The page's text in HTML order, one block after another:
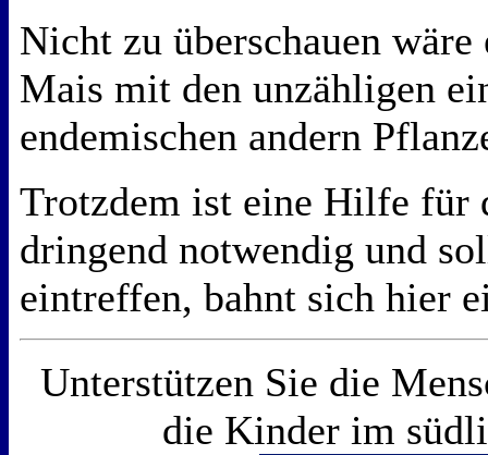
Nicht zu überschauen wäre
Mais mit den unzähligen
endemischen andern
Trotzdem ist eine Hilfe für
dringend notwendig und
eintreffen, bahnt sich hier
Unterstützen Sie die
die Kinder im